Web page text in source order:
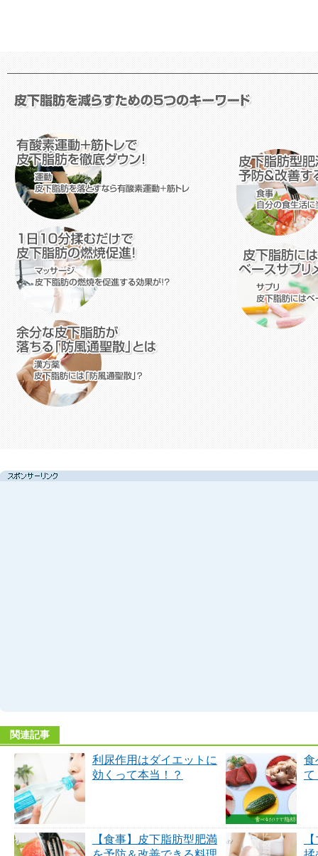
関連記事
利尿作用はダイエットに
効くって本当！？
食
て
【食事】皮下脂肪型肥満